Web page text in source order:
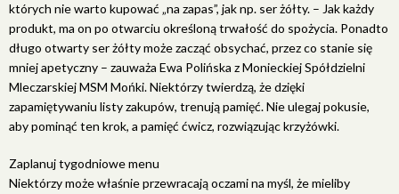
których nie warto kupować „na zapas”, jak np. ser żółty. – Jak każdy
produkt, ma on po otwarciu określoną trwałość do spożycia. Ponadto
długo otwarty ser żółty może zacząć obsychać, przez co stanie się
mniej apetyczny – zauważa Ewa Polińska z Monieckiej Spółdzielni
Mleczarskiej MSM Mońki. Niektórzy twierdzą, że dzięki
zapamiętywaniu listy zakupów, trenują pamięć. Nie ulegaj pokusie,
aby pominąć ten krok, a pamięć ćwicz, rozwiązując krzyżówki.
Zaplanuj tygodniowe menu
Niektórzy może właśnie przewracają oczami na myśl, że mieliby